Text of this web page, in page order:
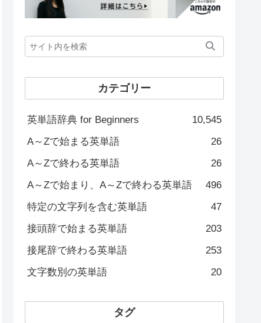
カテゴリー
英単語辞典 for Beginners
10,545
A～Zで始まる英単語
26
A～Zで終わる英単語
26
A～Zで始まり、A～Zで終わる英単語
496
特定の文字列を含む英単語
47
接頭辞で始まる英単語
203
接尾辞で終わる英単語
253
文字数別の英単語
20
タグ